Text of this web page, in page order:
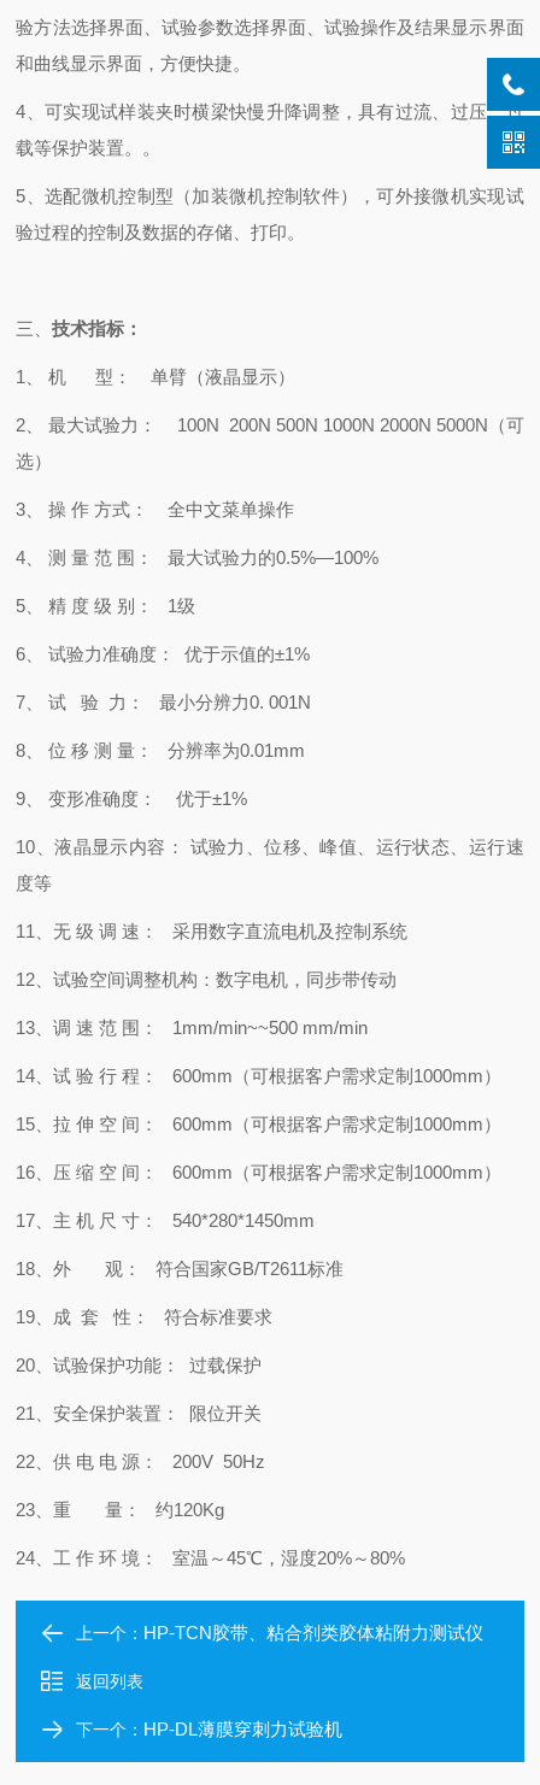
验方法选择界面、试验参数选择界面、试验操作及结果显示界面
和曲线显示界面，方便快捷。
4、可实现试样装夹时横梁快慢升降调整，具有过流、过压、过
载等保护装置。。
5、选配微机控制型（加装微机控制软件）
，可外接微机实现试
验过程的控制及数据的存储、打印。
三、技术指标：
1、 机 型： 单臂（液晶显示）
2、 最大试验力： 100N 200N 500N 1000N 2000N 5000N （可
选）
3、 操 作 方式： 全中文菜单操作
4、 测 量 范 围： 最大试验力的0.5%—100%
5、 精 度 级 别： 1级
6、 试验力准确度： 优于示值的±1%
7、 试 验 力： 最小分辨力0. 001N
8、 位 移 测 量： 分辨率为0.01mm
9、 变形准确度： 优于±1%
10、液晶显示内容： 试验力、位移、峰值、运行状态、运行速
度等
11、无 级 调 速： 采用数字直流电机及控制系统
12、试验空间调整机构：数字电机，同步带传动
13、调 速 范 围： 1mm/min~~500 mm/min
14、试 验 行 程：600mm（可根据客户需求定制 1000mm）
15、拉 伸 空 间：600mm（可根据客户需求定制 1000mm）
16、压 缩 空 间：600mm（可根据客户需求定制 1000mm）
17、主 机 尺 寸： 540*280*1450mm
18、外 观： 符合国家GB/T2611标准
19、成 套 性： 符合标准要求
20、试验保护功能： 过载保护
21、安全保护装置： 限位开关
22、供 电 电 源： 200V 50Hz
23、重 量： 约120Kg
24、工 作 环 境： 室温～45℃，湿度20%～80%
上一个： HP-TCN胶带、粘合剂类胶体粘附力测试仪
返回列表
下一个： HP-DL薄膜穿刺力试验机